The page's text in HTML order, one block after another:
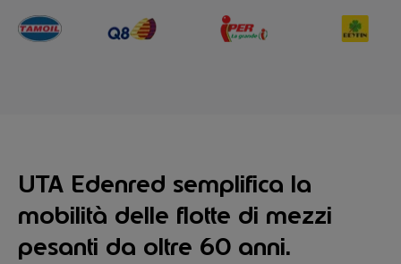
UTA Edenred semplifica la
mobilità delle flotte di mezzi
pesanti da oltre 60 anni.